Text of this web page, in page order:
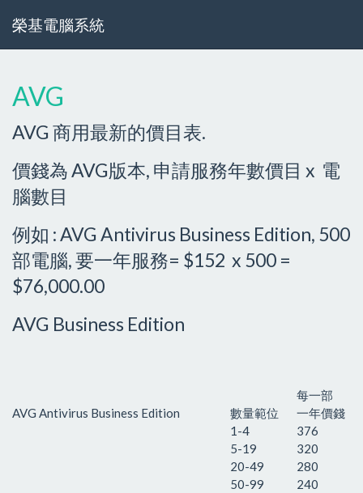
榮基電腦系統
AVG
AVG 商用最新的價目表.
價錢為 AVG版本, 申請服務年數價目 x 電
腦數目
例如 : AVG Antivirus Business Edition, 500
部電腦, 要一年服務= $152 x 500 =
$76,000.00
AVG Business Edition
每一部
AVG Antivirus Business Edition
數量範位
一年價錢
1-4
376
5-19
320
20-49
280
50-99
240